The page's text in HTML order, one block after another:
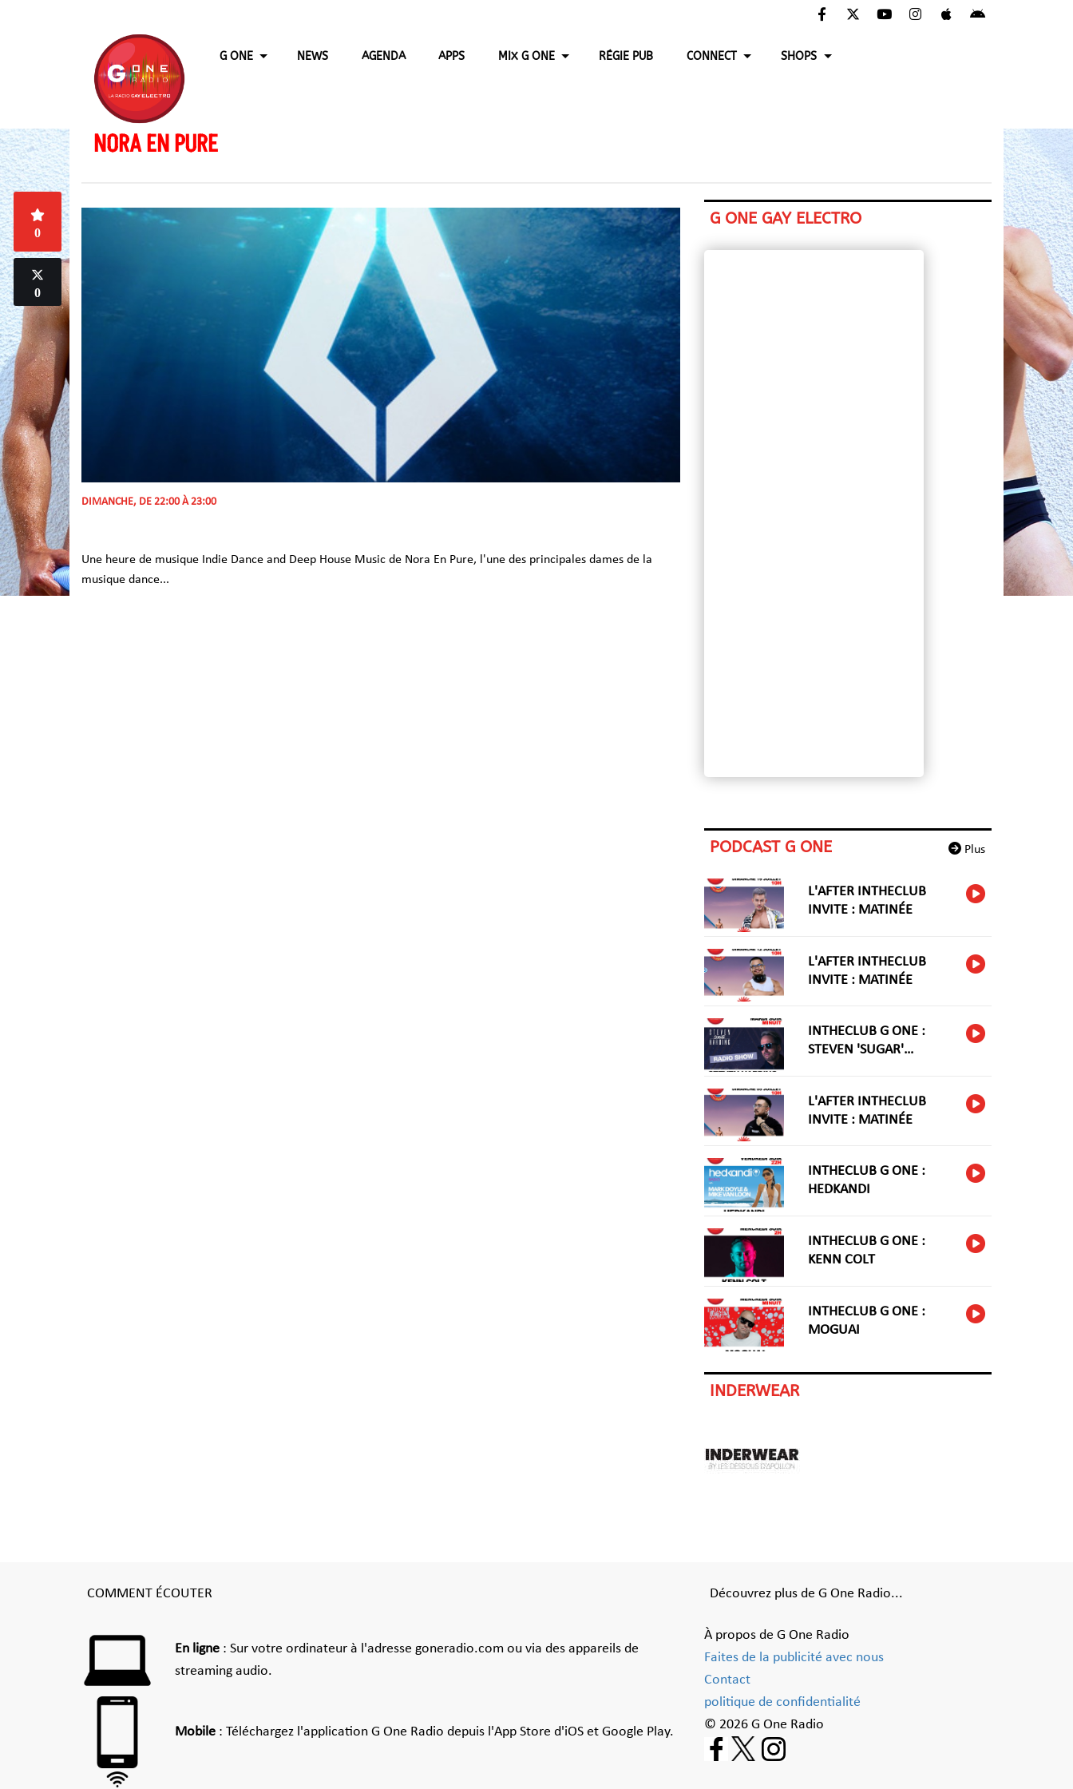
G ONE NEWS AGENDA APPS MIX G ONE RÉGIE PUB CONNECT SHOPS
NORA EN PURE
0
0
DIMANCHE, DE 22:00 À 23:00
Une heure de musique Indie Dance and Deep House Music de Nora En Pure, l'une des principales dames de la
musique dance...
G ONE GAY ELECTRO
Plus
PODCAST G ONE
L'AFTER INTHECLUB
INVITE : MATINÉE
L'AFTER INTHECLUB
INVITE : MATINÉE
INTHECLUB G ONE :
STEVEN 'SUGAR'
L'AFTER INTHECLUB
INVITE : MATINÉE
INTHECLUB G ONE :
HEDKANDI
INTHECLUB G ONE :
KENN COLT
INTHECLUB G ONE :
MOGUAI
INDERWEAR
COMMENT ÉCOUTER
En ligne : Sur votre ordinateur à l'adresse goneradio.com ou via des appareils de
streaming audio.
Mobile : Téléchargez l'application G One Radio depuis l'App Store d'iOS et Google Play.
Découvrez plus de G One Radio...
À propos de G One Radio
Faites de la publicité avec nous
Contact
politique de confidentialité
© 2026 G One Radio